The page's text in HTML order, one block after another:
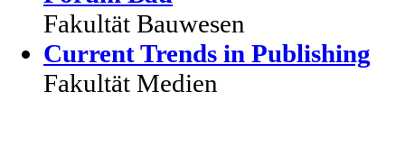
Fakultät Bauwesen
Current Trends in Publishing
Fakultät Medien